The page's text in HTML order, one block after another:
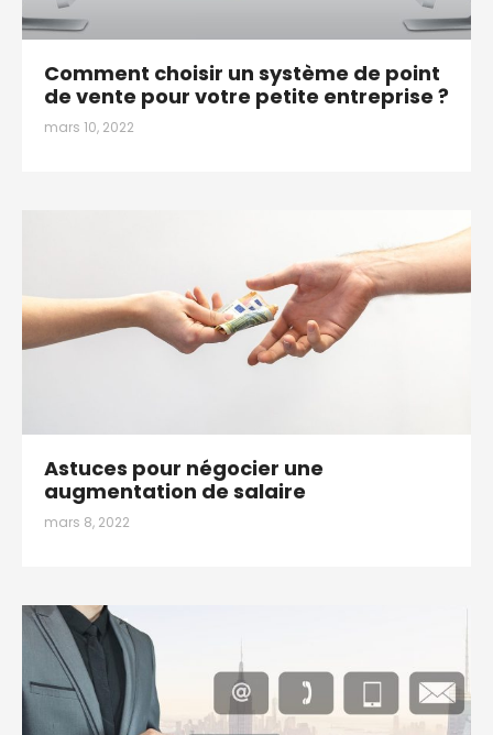
Comment choisir un système de point
de vente pour votre petite entreprise ?
mars 10, 2022
Astuces pour négocier une
augmentation de salaire
mars 8, 2022